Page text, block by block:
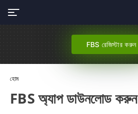
FBS রেজিস্টার করুন
হোম
FBS অ্যাপ ডাউনলোড করুন